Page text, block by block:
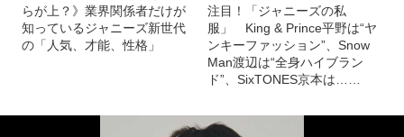
らが上？》業界関係者だけが
知っているジャニーズ新世代
の「人気、才能、性格」
注目！「ジャニーズの私
服」 King & Prince平野は“ヤ
ンキーファッション”、Snow
Man渡辺は“全身ハイブラン
ド”、SixTONES京本は……